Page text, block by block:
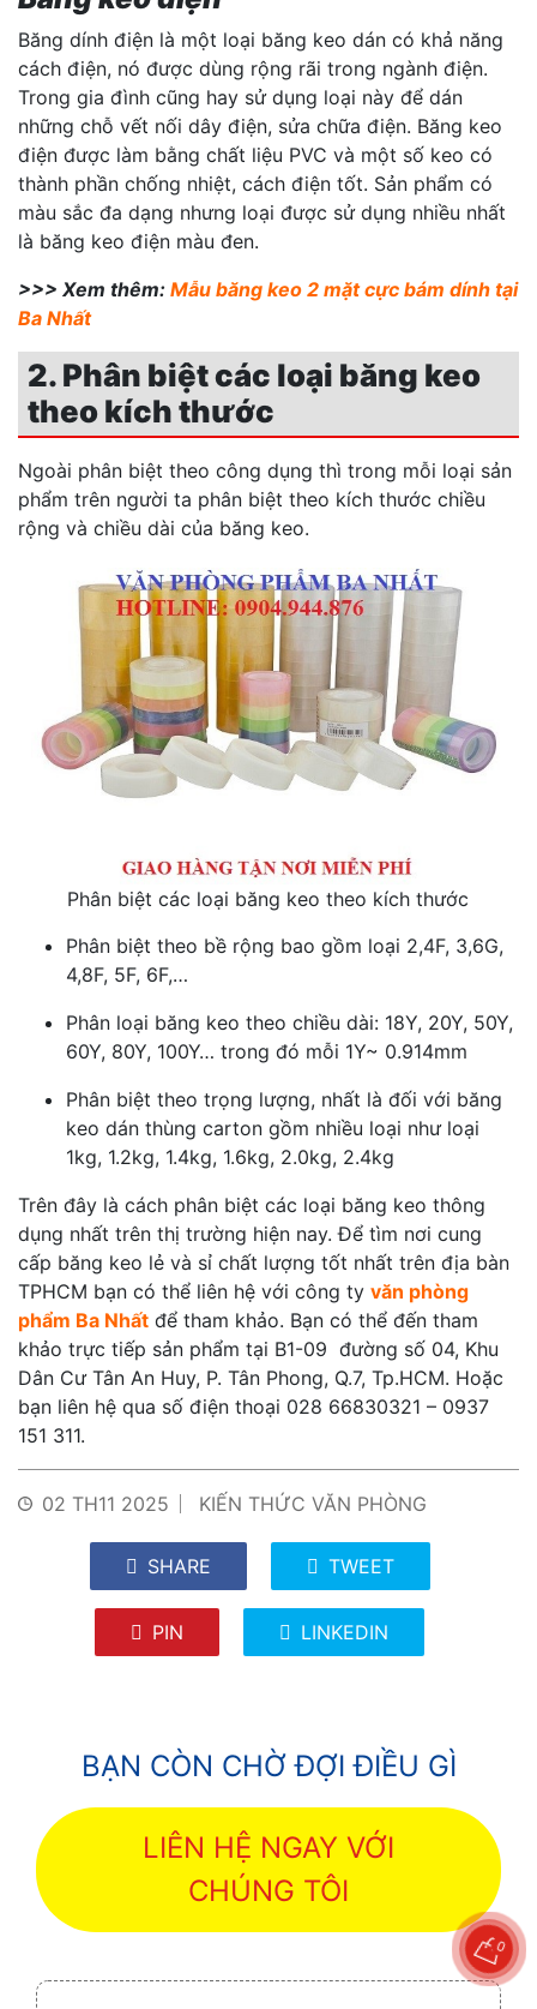
Băng dính điện là một loại băng keo dán có khả năng
cách điện, nó được dùng rộng rãi trong ngành điện.
Trong gia đình cũng hay sử dụng loại này để dán
những chỗ vết nối dây điện, sửa chữa điện. Băng keo
điện được làm bằng chất liệu PVC và một số keo có
thành phần chống nhiệt, cách điện tốt. Sản phẩm có
màu sắc đa dạng nhưng loại được sử dụng nhiều nhất
là băng keo điện màu đen.
>>> Xem thêm: Mẫu băng keo 2 mặt cực bám dính tại
Ba Nhất
2. Phân biệt các loại băng keo
theo kích thước
Ngoài phân biệt theo công dụng thì trong mỗi loại sản
phẩm trên người ta phân biệt theo kích thước chiều
rộng và chiều dài của băng keo.
Phân biệt các loại băng keo theo kích thước
Phân biệt theo bề rộng bao gồm loại 2,4F, 3,6G,
4,8F, 5F, 6F,…
Phân loại băng keo theo chiều dài: 18Y, 20Y, 50Y,
60Y, 80Y, 100Y… trong đó mỗi 1Y~ 0.914mm
Phân biệt theo trọng lượng, nhất là đối với băng
keo dán thùng carton gồm nhiều loại như loại
1kg, 1.2kg, 1.4kg, 1.6kg, 2.0kg, 2.4kg
Trên đây là cách phân biệt các loại băng keo thông
dụng nhất trên thị trường hiện nay. Để tìm nơi cung
cấp băng keo lẻ và sỉ chất lượng tốt nhất trên địa bàn
TPHCM bạn có thể liên hệ với công ty văn phòng
phẩm Ba Nhất để tham khảo. Bạn có thể đến tham
khảo trực tiếp sản phẩm tại B1-09 đường số 04, Khu
Dân Cư Tân An Huy, P. Tân Phong, Q.7, Tp.HCM. Hoặc
bạn liên hệ qua số điện thoại 028 66830321 – 0937
151 311.
02 TH11 2025 KIẾN THỨC VĂN PHÒNG
SHARE TWEET
PIN LINKEDIN
BẠN CÒN CHỜ ĐỢI ĐIỀU GÌ
LIÊN HỆ NGAY VỚI
CHÚNG TÔI
0